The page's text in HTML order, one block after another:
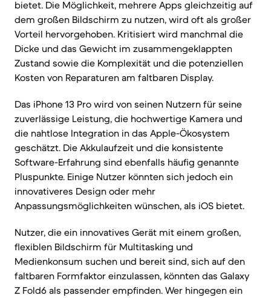
bietet. Die Möglichkeit, mehrere Apps gleichzeitig auf
dem großen Bildschirm zu nutzen, wird oft als großer
Vorteil hervorgehoben. Kritisiert wird manchmal die
Dicke und das Gewicht im zusammengeklappten
Zustand sowie die Komplexität und die potenziellen
Kosten von Reparaturen am faltbaren Display.
Das iPhone 13 Pro wird von seinen Nutzern für seine
zuverlässige Leistung, die hochwertige Kamera und
die nahtlose Integration in das Apple-Ökosystem
geschätzt. Die Akkulaufzeit und die konsistente
Software-Erfahrung sind ebenfalls häufig genannte
Pluspunkte. Einige Nutzer könnten sich jedoch ein
innovativeres Design oder mehr
Anpassungsmöglichkeiten wünschen, als iOS bietet.
Nutzer, die ein innovatives Gerät mit einem großen,
flexiblen Bildschirm für Multitasking und
Medienkonsum suchen und bereit sind, sich auf den
faltbaren Formfaktor einzulassen, könnten das Galaxy
Z Fold6 als passender empfinden. Wer hingegen ein